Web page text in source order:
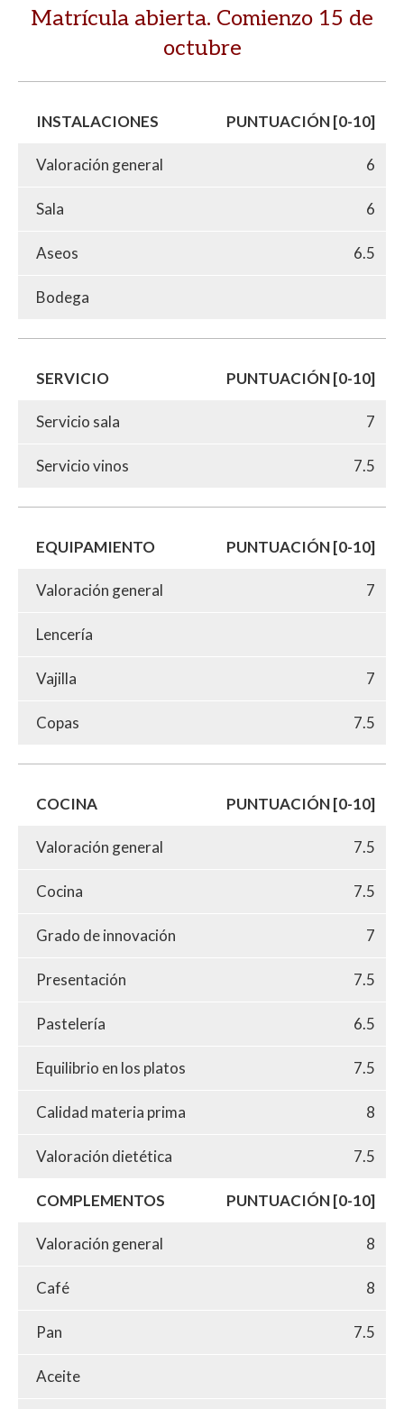
Matrícula abierta. Comienzo 15 de
octubre
INSTALACIONES PUNTUACIÓN [0-10]
Valoración general 6
Sala 6
Aseos 6.5
Bodega
SERVICIO PUNTUACIÓN [0-10]
Servicio sala 7
Servicio vinos 7.5
EQUIPAMIENTO PUNTUACIÓN [0-10]
Valoración general 7
Lencería
Vajilla 7
Copas 7.5
COCINA PUNTUACIÓN [0-10]
Valoración general 7.5
Cocina 7.5
Grado de innovación 7
Presentación 7.5
Pastelería 6.5
Equilibrio en los platos 7.5
Calidad materia prima 8
Valoración dietética 7.5
COMPLEMENTOS PUNTUACIÓN [0-10]
Valoración general 8
Café 8
Pan 7.5
Aceite